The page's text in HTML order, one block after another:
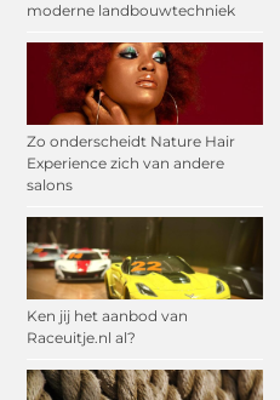
moderne landbouwtechniek
Zo onderscheidt Nature Hair
Experience zich van andere
salons
Ken jij het aanbod van
Raceuitje.nl al?